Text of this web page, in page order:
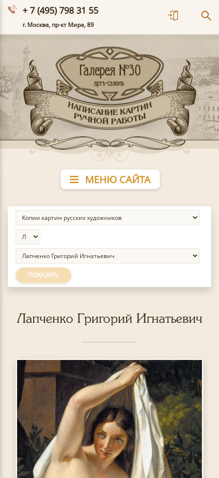
+ 7 (495) 798 31 55
г. Москва, пр-кт Мира, 89
МЕНЮ САЙТА
ПОКАЗАТЬ
Лапченко Григорий Игнатьевич